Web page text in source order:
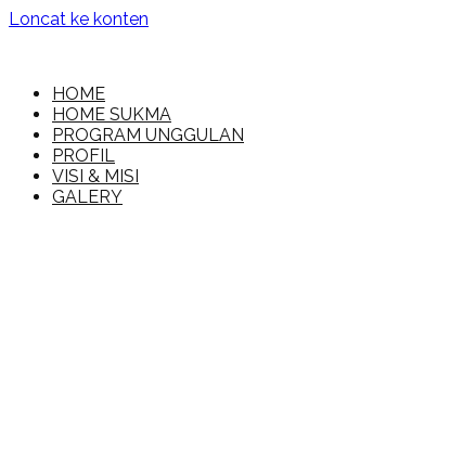
Loncat ke konten
MI Islamiyah
HOME
HOME SUKMA
PROGRAM UNGGULAN
PROFIL
VISI & MISI
GALERY